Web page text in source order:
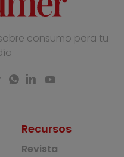
consumo para tu
Recursos
Revista